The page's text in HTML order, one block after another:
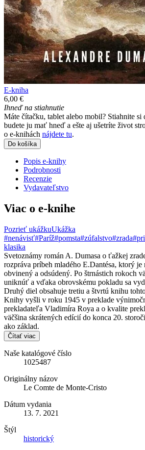
E-kniha
6,00 €
Ihneď na stiahnutie
Máte čítačku, tablet alebo mobil? Stiahnite si
budete ju mať hneď a ešte aj ušetríte život
o e-knihách nájdete tu.
Do košíka
Popis e-knihy
Podrobnosti
Recenzie
Vydavateľstvo
Viac o e-knihe
Pozrieť ukážkuUkážka
#nenávisť#Paríž#pomsta#zúfalstvo#zrada
klasika
Svetoznámy román A. Dumasa o ťažkej
rozpráva príbeh mladého E.Dantésa, ktorý
obvinený a odsúdený. Po štrnástich rokoch
uniknúť a vďaka obrovskému pokladu sa
Druhý diel obsahuje tretiu a štvrtú knihu
Knihy vyšli v roku 1945 v preklade
prekladateľa Vladimíra Roya a o kvalite
väčšina skrátených edícií do konca 20.
ako základ.
Čítať viac
Naše katalógové číslo
1025487
Originálny názov
Le Comte de Monte-Cristo
Dátum vydania
13. 7. 2021
Štýl
historický